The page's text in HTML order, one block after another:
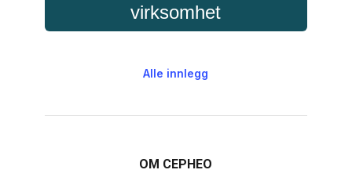
virksomhet
Alle innlegg
OM CEPHEO